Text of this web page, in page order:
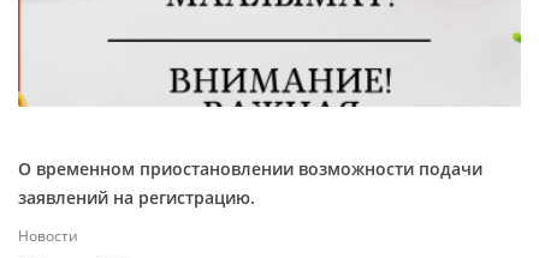
О временном приостановлении возможности подачи
заявлений на регистрацию.
Новости